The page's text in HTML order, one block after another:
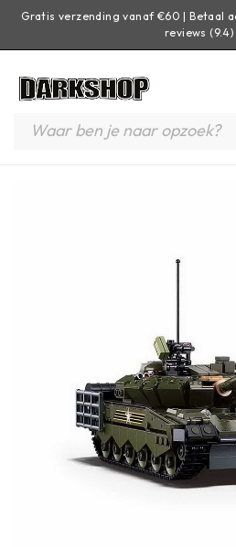
Gratis verzending vanaf €60 | Betaal
reviews (9.4)